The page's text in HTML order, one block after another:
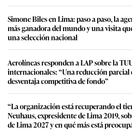
Simone Biles en Lima: paso a paso, la
más ganadora del mundo y una visita
una selección nacional
Aerolíneas responden a LAP sobre la
internacionales: “Una reducción parcial
desventaja competitiva de fondo”
“La organización está recuperando el
Neuhaus, expresidente de Lima 2019,
de Lima 2027 y en qué más está